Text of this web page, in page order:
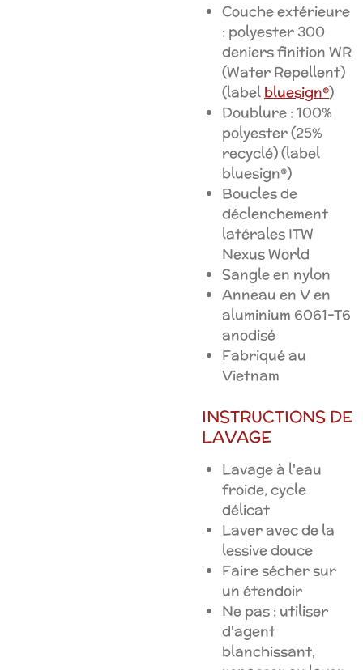
Couche extérieure
: polyester 300
deniers finition WR
(Water Repellent)
(label bluesign®)
Doublure : 100%
polyester (25%
recyclé) (label
bluesign®)
Boucles de
déclenchement
latérales ITW
Nexus World
Sangle en nylon
Anneau en V en
aluminium 6061-T6
anodisé
Fabriqué au
Vietnam
INSTRUCTIONS DE
LAVAGE
Lavage à l'eau
froide, cycle
délicat
Laver avec de la
lessive douce
Faire sécher sur
un étendoir
Ne pas : utiliser
d'agent
blanchissant,